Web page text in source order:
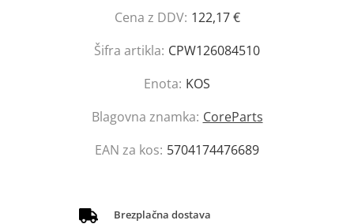
Cena z DDV: 122,17 €
Šifra artikla: CPW126084510
Enota: KOS
Blagovna znamka: CoreParts
EAN za kos: 5704174476689
Brezplačna dostava